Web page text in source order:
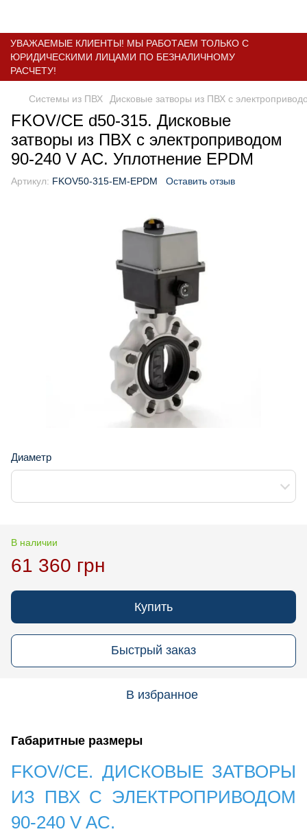
УВАЖАЕМЫЕ КЛИЕНТЫ! МЫ РАБОТАЕМ ТОЛЬКО С
ЮРИДИЧЕСКИМИ ЛИЦАМИ ПО БЕЗНАЛИЧНОМУ
РАСЧЕТУ!
Системы из ПВХ Дисковые затворы из ПВХ с
FKOV/CE d50-315. Дисковые
затворы из ПВХ с электроприводом
90-240 V AC. Уплотнение EPDM
Артикул: FKOV50-315-EM-EPDM Оставить отзыв
Диаметр
В наличии
61 360 грн
Купить
Быстрый заказ
В избранное
Габаритные размеры
FKOV/CE. ДИСКОВЫЕ ЗАТВОРЫ
ИЗ ПВХ С ЭЛЕКТРОПРИВОДОМ
90-240 V AC.